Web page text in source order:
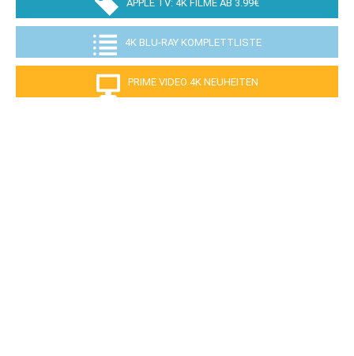
APPLE TV: 4K FILME AB 3.99€
4K BLU-RAY KOMPLETTLISTE
PRIME VIDEO 4K NEUHEITEN